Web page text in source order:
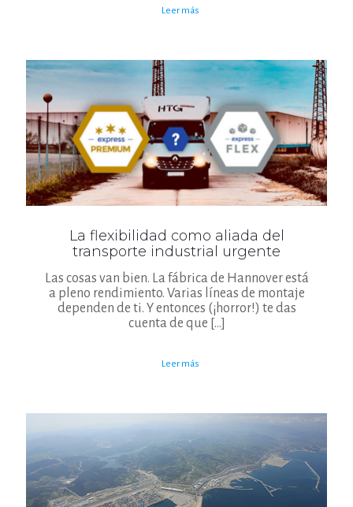
Leer más
La flexibilidad como aliada del
transporte industrial urgente
Las cosas van bien. La fábrica de Hannover está
a pleno rendimiento. Varias líneas de montaje
dependen de ti. Y entonces (¡horror!) te das
cuenta de que […]
Leer más